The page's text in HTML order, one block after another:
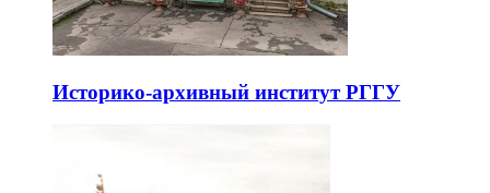
Историко-архивный институт РГГУ